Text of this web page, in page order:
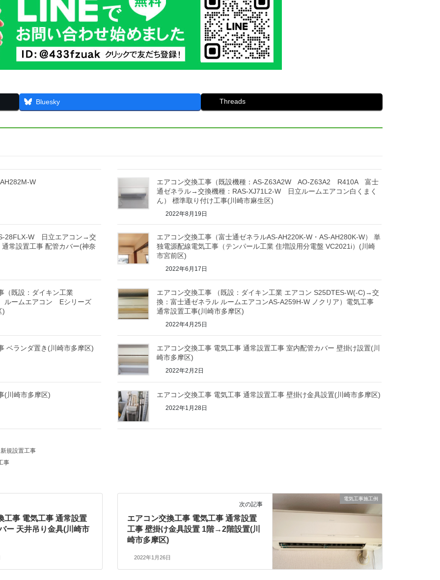
Bluesky Threads
W
エアコン交換工事（既設機種：AS-Z63A2W AO-Z63A2 R410A 富士
通ゼネラル→交換機種：RAS-XJ71L2-W 日立ルームエアコン白くまく
ん） 標準取り付け工事(川崎市麻生区)
2022年8月19日
28FLX-W 日立エアコン→交
常設置工事 配管カバー(神奈
エアコン交換工事（富士通ゼネラルAS-AH220K-W・AS-AH280K-W） 単
独電源配線電気工事（テンパール工業 住増設用分電盤 VC2021i）(川崎
市宮前区)
2022年6月17日
（既設：ダイキン工業
ルームエアコン Eシリーズ
)
エアコン交換工事 （既設：ダイキン工業 エアコン S25DTES-W(-C)→交
換：富士通ゼネラル ルームエアコンAS-A259H-W ノクリア）電気工事
通常設置工事(川崎市多摩区)
2022年4月25日
ベランダ置き(川崎市多摩区)
エアコン交換工事 電気工事 通常設置工事 室内配管カバー 壁掛け設置(川
崎市多摩区)
2022年2月2日
(川崎市多摩区) エアコン交換工事 電気工事 通常設置工事 壁掛け金具設置(川崎市多摩区)
2022年1月28日
規設置工事
事
工事 電気工事 通常設置
ー 天井吊り金具(川崎市
電気工事施工例
次の記事
エアコン交換工事 電気工事 通常設置
工事 壁掛け金具設置 1階→2階設置(川
崎市多摩区)
2022年1月26日